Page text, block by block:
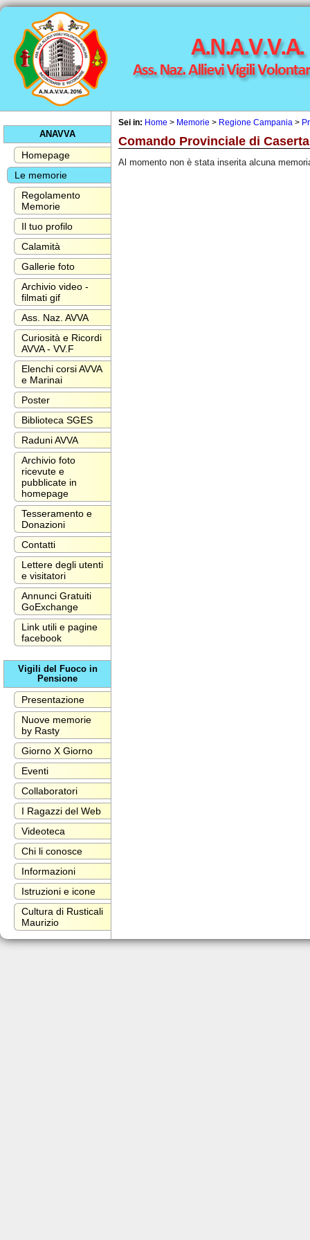
ANAVVA
Homepage
Le memorie
Regolamento
Memorie
Il tuo profilo
Calamità
Gallerie foto
Archivio video -
filmati gif
Ass. Naz. AVVA
Curiosità e Ricordi
AVVA - VV.F
Elenchi corsi AVVA
e Marinai
Poster
Biblioteca SGES
Raduni AVVA
Archivio foto
ricevute e
pubblicate in
homepage
Tesseramento e
Donazioni
Contatti
Lettere degli utenti
e visitatori
Annunci Gratuiti
GoExchange
Link utili e pagine
facebook
Vigili del Fuoco in
Pensione
Presentazione
Nuove memorie
by Rasty
Giorno X Giorno
Eventi
Collaboratori
I Ragazzi del Web
Videoteca
Chi li conosce
Informazioni
Istruzioni e icone
Cultura di Rusticali
Maurizio
Sei in: Home > Memorie > Regione Campania >
Comando Provinciale di Caserta
Al momento non è stata inserita alcuna